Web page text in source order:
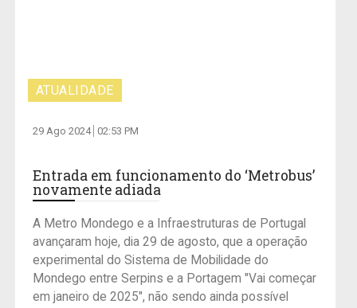
ATUALIDADE
29 Ago 2024 02:53 PM
Entrada em funcionamento do ‘Metrobus’
novamente adiada
A Metro Mondego e a Infraestruturas de Portugal
avançaram hoje, dia 29 de agosto, que a operação
experimental do Sistema de Mobilidade do
Mondego entre Serpins e a Portagem "Vai começar
em janeiro de 2025", não sendo ainda possível